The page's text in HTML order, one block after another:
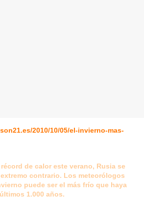
2010/10/05/el-invierno-mas-
de calor este verano, Rusia se
contrario. Los meteorólogos
puede ser el más frío que haya
1.000 años.